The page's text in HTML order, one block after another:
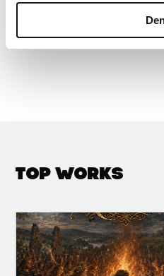
Top Works